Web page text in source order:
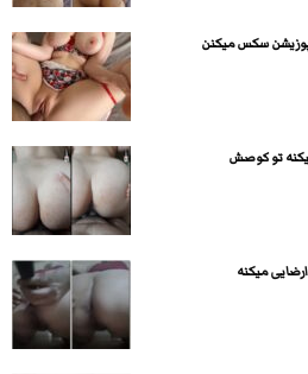
سکس میکنن
تو کوصش
میکنه